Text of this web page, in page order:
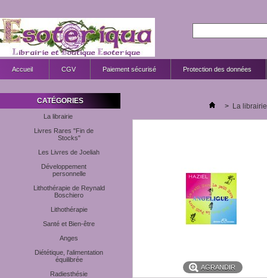
Accueil CGV Paiement sécurisé Protection des données
CATÉGORIES
La librairie
Livres Rares "Fin de
Stocks"
Les Livres de Joeliah
Développement
personnelle
Lithothérapie de Reynald
Boschiero
Lithothérapie
Santé et Bien-être
Anges
Diététique, l'alimentation
équilibrée
Radiesthésie
> La librairie
AGRANDIR